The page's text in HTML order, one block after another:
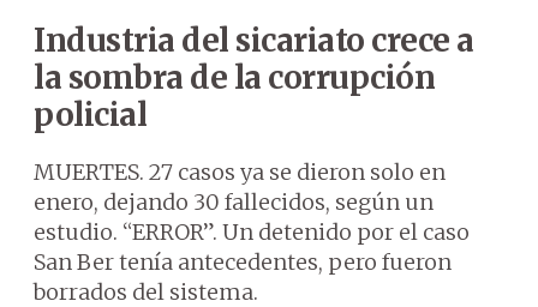
Industria del sicariato crece a
la sombra de la corrupción
policial
MUERTES. 27 casos ya se dieron solo en
enero, dejando 30 fallecidos, según un
estudio. “ERROR”. Un detenido por el caso
San Ber tenía antecedentes, pero fueron
borrados del sistema.